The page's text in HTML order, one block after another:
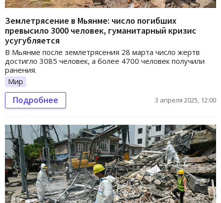
Землетрясение в Мьянме: число погибших
превысило 3000 человек, гуманитарный кризис
усугубляется
В Мьянме после землетрясения 28 марта число жертв
достигло 3085 человек, а более 4700 человек получили
ранения.
Мир
Подробнее 3 апреля 2025, 12:00